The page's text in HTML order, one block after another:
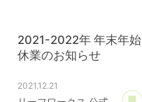
2021-2022年 年末年始
休業のお知らせ
2021.12.21